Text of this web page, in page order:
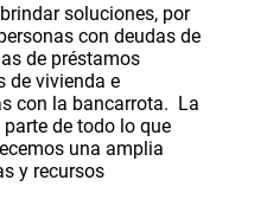
soluciones, por
con deudas de
de préstamos
de vivienda e
con la bancarrota. La
de todo lo que
una amplia
y recursos